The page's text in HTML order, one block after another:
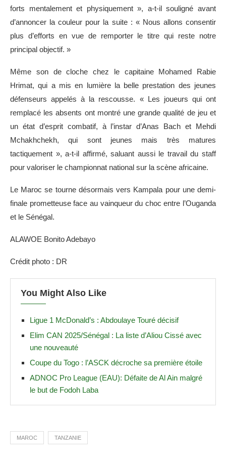
forts mentalement et physiquement », a-t-il souligné avant
d’annoncer la couleur pour la suite : « Nous allons consentir
plus d’efforts en vue de remporter le titre qui reste notre
principal objectif. »
Même son de cloche chez le capitaine Mohamed Rabie
Hrimat, qui a mis en lumière la belle prestation des jeunes
défenseurs appelés à la rescousse. « Les joueurs qui ont
remplacé les absents ont montré une grande qualité de jeu et
un état d’esprit combatif, à l’instar d’Anas Bach et Mehdi
Mchakhchekh, qui sont jeunes mais très matures
tactiquement », a-t-il affirmé, saluant aussi le travail du staff
pour valoriser le championnat national sur la scène africaine.
Le Maroc se tourne désormais vers Kampala pour une demi-
finale prometteuse face au vainqueur du choc entre l’Ouganda
et le Sénégal.
ALAWOE Bonito Adebayo
Crédit photo : DR
You Might Also Like
Ligue 1 McDonald’s : Abdoulaye Touré décisif
Elim CAN 2025/Sénégal : La liste d’Aliou Cissé avec
une nouveauté
Coupe du Togo : l’ASCK décroche sa première étoile
ADNOC Pro League (EAU): Défaite de Al Ain malgré
le but de Fodoh Laba
MAROC TANZANIE